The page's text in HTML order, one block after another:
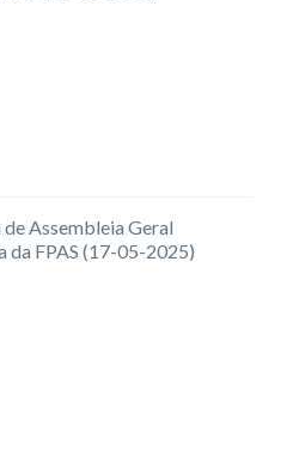
Assembleia Geral
da FPAS (17-05-2025)